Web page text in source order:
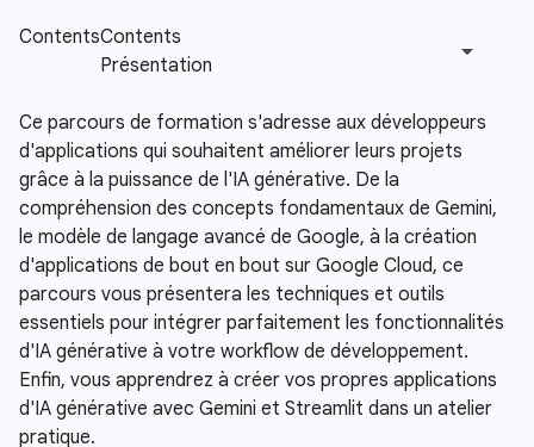
Ce parcours de formation s'adresse aux développeurs
d'applications qui souhaitent améliorer leurs projets
grâce à la puissance de l'IA générative. De la
compréhension des concepts fondamentaux de Gemini,
le modèle de langage avancé de Google, à la création
d'applications de bout en bout sur Google Cloud, ce
parcours vous présentera les techniques et outils
essentiels pour intégrer parfaitement les fonctionnalités
d'IA générative à votre workflow de développement.
Enfin, vous apprendrez à créer vos propres applications
d'IA générative avec Gemini et Streamlit dans un atelier
pratique.